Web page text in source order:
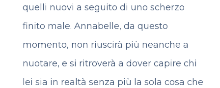
quelli nuovi a seguito di uno scherzo
finito male. Annabelle, da questo
momento, non riuscirà più neanche a
nuotare, e si ritroverà a dover capire chi
lei sia in realtà senza più la sola cosa che